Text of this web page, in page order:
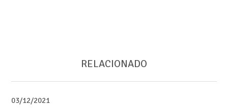
RELACIONADO
03/12/2021